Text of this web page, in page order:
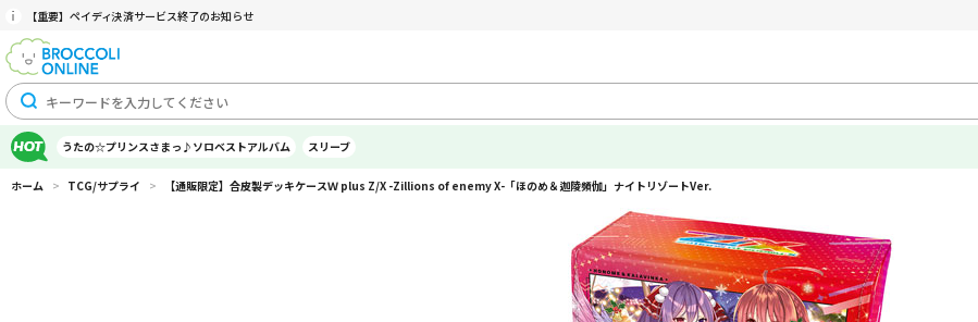
【重要】ペイディ決済サービス終了のお知らせ
うたの☆プリンスさまっ♪ソロベストアルバム スリーブ
ホーム > TCG/サプライ > 【通販限定】合皮製デッキケースＷ plus Z/X -Zillions of enemy X-「ほのめ＆迦陵頻伽」ナイトリゾートVer.